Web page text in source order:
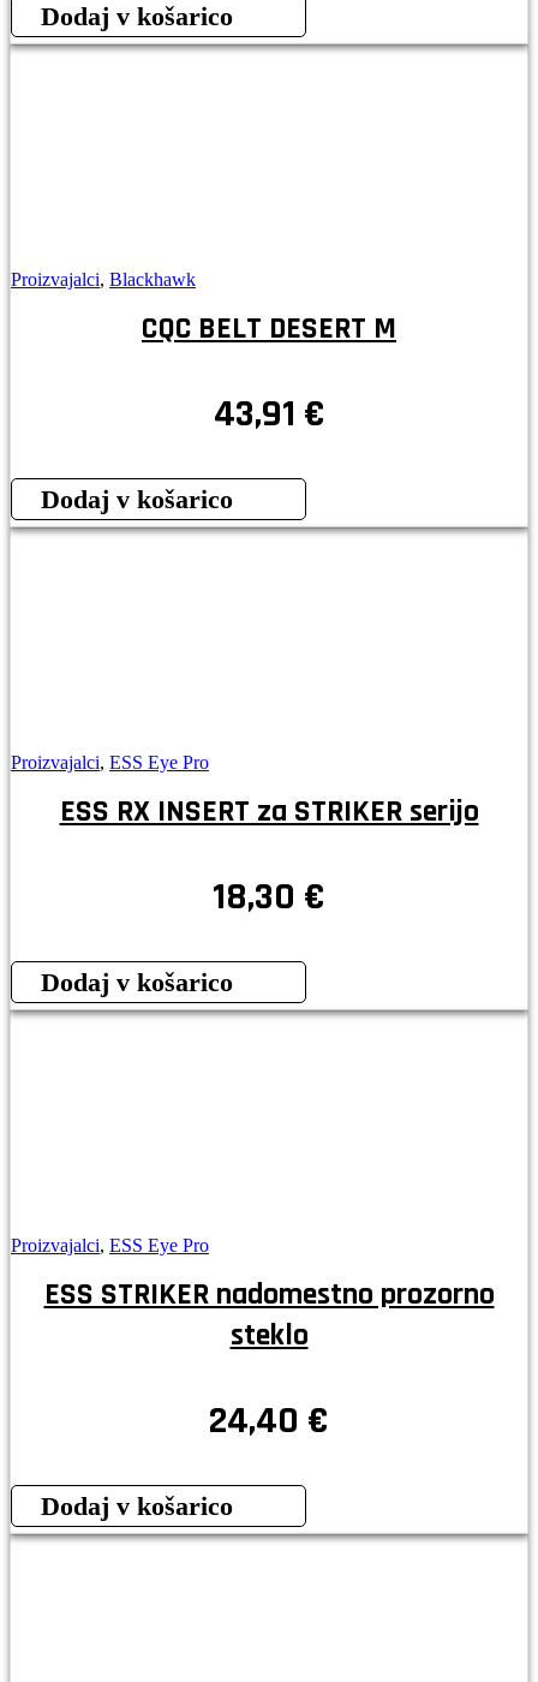
Dodaj v košarico
Proizvajalci, Blackhawk
CQC BELT DESERT M
43,91 €
Dodaj v košarico
Proizvajalci, ESS Eye Pro
ESS RX INSERT za STRIKER serijo
18,30 €
Dodaj v košarico
Proizvajalci, ESS Eye Pro
ESS STRIKER nadomestno prozorno
steklo
24,40 €
Dodaj v košarico